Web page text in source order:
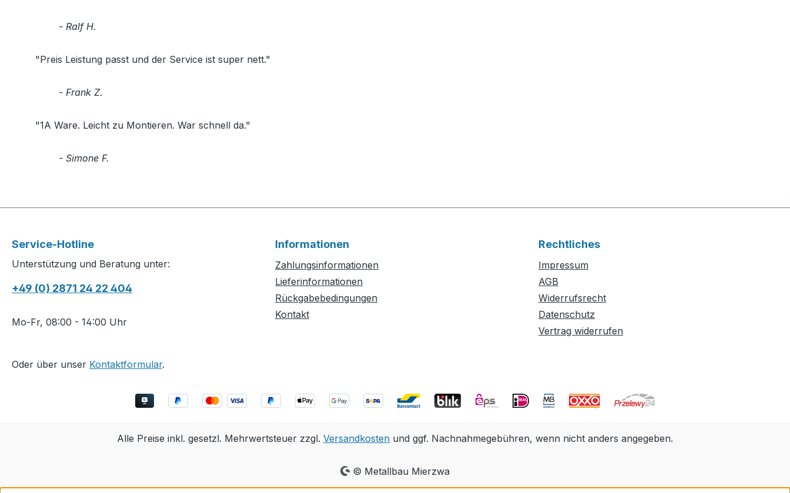
- Ralf H.
"Preis Leistung passt und der Service ist super nett."
- Frank Z.
"1A Ware. Leicht zu Montieren. War schnell da."
- Simone F.
Service-Hotline
Unterstützung und Beratung unter:
+49 (0) 2871 24 22 404
Mo-Fr, 08:00 - 14:00 Uhr
Oder über unser Kontaktformular.
Informationen
Zahlungsinformationen
Lieferinformationen
Rückgabebedingungen
Kontakt
Rechtliches
Impressum
AGB
Widerrufsrecht
Datenschutz
Vertrag widerrufen
Alle Preise inkl. gesetzl. Mehrwertsteuer zzgl. Versandkosten und ggf. Nachnahmegebühren, wenn nicht anders angegeben.
© Metallbau Mierzwa